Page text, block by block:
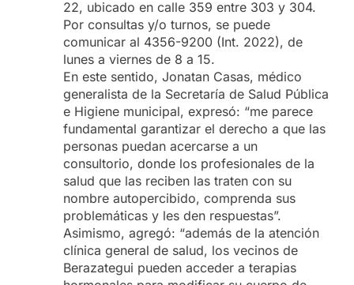
22, ubicado en calle 359 entre 303 y 304.
Por consultas y/o turnos, se puede
comunicar al 4356-9200 (Int. 2022), de
lunes a viernes de 8 a 15.
En este sentido, Jonatan Casas, médico
generalista de la Secretaría de Salud Pública
e Higiene municipal, expresó: “me parece
fundamental garantizar el derecho a que las
personas puedan acercarse a un
consultorio, donde los profesionales de la
salud que las reciben las traten con su
nombre autopercibido, comprenda sus
problemáticas y les den respuestas”.
Asimismo, agregó: “además de la atención
clínica general de salud, los vecinos de
Berazategui pueden acceder a terapias